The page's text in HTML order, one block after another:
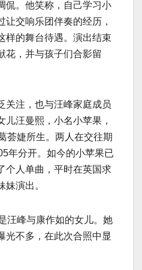
侃。他笑称，自己学习小
交响乐团伴奏的经历，
样的舞台待遇。演出结束
花，并与孩子们合影留
关注，也与汪峰家庭成员
儿汪曼熙，小名小苹果，
荟婕所生。两人在交往期
年分开。如今的小苹果已
个人单曲，平时在英国求
演出。
汪峰与康作如的女儿。她
光不多，在此次合照中显